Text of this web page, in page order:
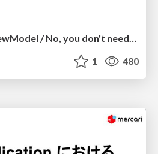
1 480